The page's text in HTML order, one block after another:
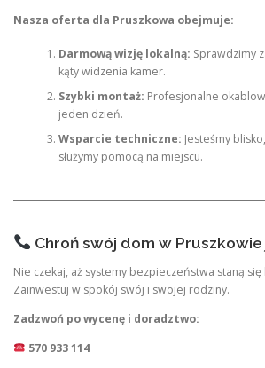
Nasza oferta dla Pruszkowa obejmuje:
Darmową wizję lokalną: Sprawdzimy
kąty widzenia kamer.
Szybki montaż: Profesjonalne
jeden dzień.
Wsparcie techniczne: Jesteśmy
służymy pomocą na miejscu.
Chroń swój dom w Pruszkowie
Nie czekaj, aż systemy bezpieczeństwa staną się
Zainwestuj w spokój swój i swojej rodziny.
Zadzwoń po wycenę i doradztwo:
570 933 114